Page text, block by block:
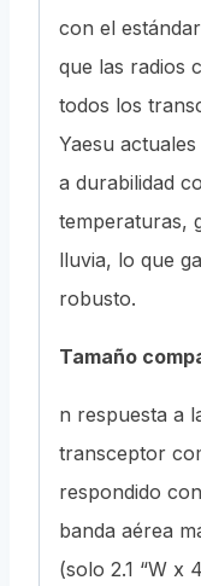
con el
que las radios
todos los
Yaesu
a durabilidad
temperaturas,
lluvia, lo que
robusto.
Tamaño
n respuesta a
transceptor
respondido
banda aérea
(solo 2.1 “W x